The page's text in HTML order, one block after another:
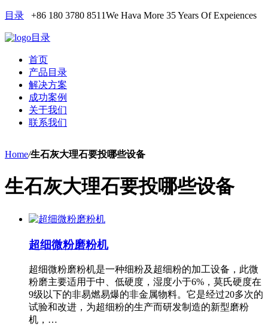
目录 +86 180 3780 8511We Hava More 35 Years Of Expeiences
目录
首页
产品目录
解决方案
成功案例
关于我们
联系我们
Home/生石灰大理石要投哪些设备
生石灰大理石要投哪些设备
超细微粉磨粉机
超细微粉磨粉机是一种细粉及超细粉的加工设备，此微
粉磨主要适用于中、低硬度，湿度小于6%，莫氏硬度在
9级以下的非易燃易爆的非金属物料。它是经过20多次的
试验和改进，为超细粉的生产而研发制造的新型磨粉
机，…